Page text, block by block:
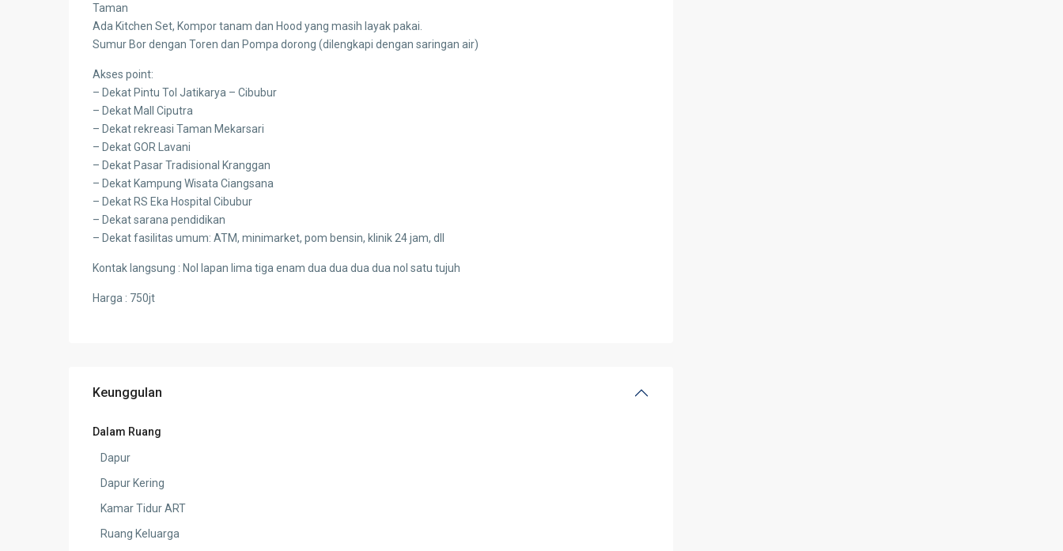
Taman
Ada Kitchen Set, Kompor tanam dan Hood yang masih layak pakai.
Sumur Bor dengan Toren dan Pompa dorong (dilengkapi dengan saringan air)
Akses point:
– Dekat Pintu Tol Jatikarya – Cibubur
– Dekat Mall Ciputra
– Dekat rekreasi Taman Mekarsari
– Dekat GOR Lavani
– Dekat Pasar Tradisional Kranggan
– Dekat Kampung Wisata Ciangsana
– Dekat RS Eka Hospital Cibubur
– Dekat sarana pendidikan
– Dekat fasilitas umum: ATM, minimarket, pom bensin, klinik 24 jam, dll
Kontak langsung : Nol lapan lima tiga enam dua dua dua dua nol satu tujuh
Harga : 750jt
Keunggulan
Dalam Ruang
Dapur
Dapur Kering
Kamar Tidur ART
Ruang Keluarga